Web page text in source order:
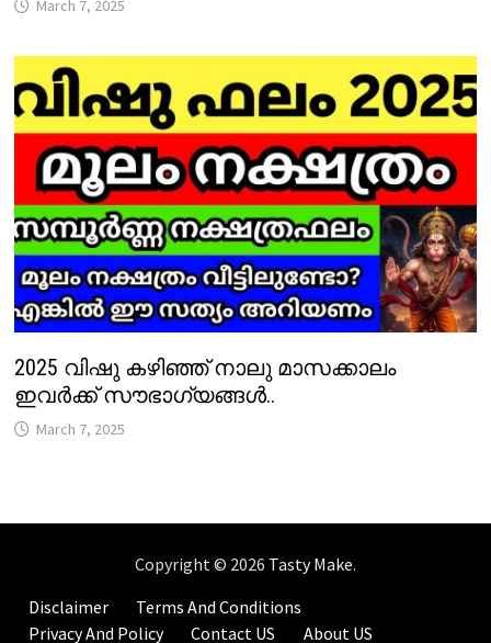
March 7, 2025
2025 വിഷു കഴിഞ്ഞ് നാലു മാസക്കാലം
ഇവർക്ക് സൗഭാഗ്യങ്ങൾ..
March 7, 2025
Copyright © 2026 Tasty Make.
Disclaimer
Terms And Conditions
Privacy And Policy
Contact US About US